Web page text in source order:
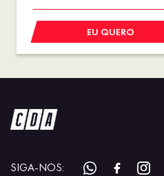
PREÇO IMPERDÍVEL
EU QUERO
SIGA-NOS: